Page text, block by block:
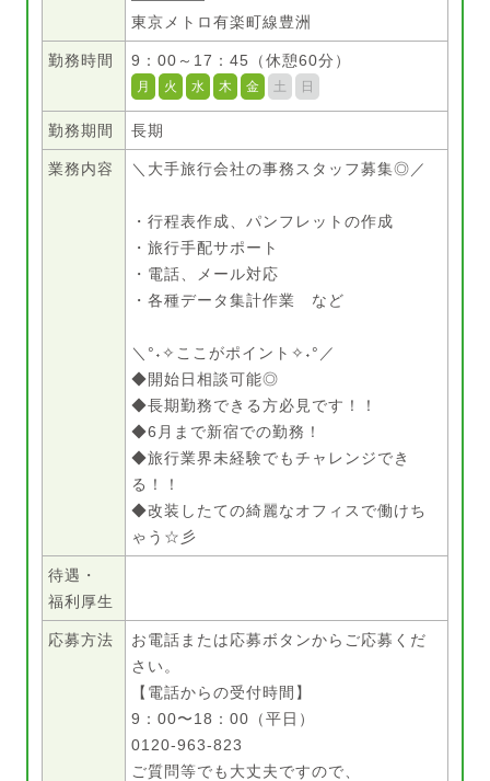
東京メトロ有楽町線豊洲
勤務時間 9：00～17：45（休憩60分）
月 火 水 木 金 土 日
勤務期間 長期
業務内容 ＼大手旅行会社の事務スタッフ募集◎／
・行程表作成、パンフレットの作成
・旅行手配サポート
・電話、メール対応
・各種データ集計作業 など
＼°˖✧ここがポイント✧˖°／
◆開始日相談可能◎
◆長期勤務できる方必見です！！
◆6月まで新宿での勤務！
◆旅行業界未経験でもチャレンジでき
る！！
◆改装したての綺麗なオフィスで働けち
ゃう☆彡
待遇・
福利厚生
応募方法
お電話または応募ボタンからご応募くだ
さい。
【電話からの受付時間】
9：00〜18：00（平日）
0120-963-823
ご質問等でも大丈夫ですので、